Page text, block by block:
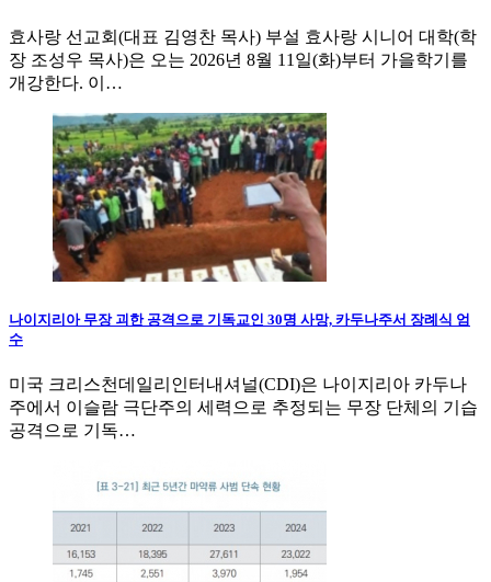
효사랑 선교회(대표 김영찬 목사) 부설 효사랑 시니어 대학(학
장 조성우 목사)은 오는 2026년 8월 11일(화)부터 가을학기를
개강한다. 이…
나이지리아 무장 괴한 공격으로 기독교인 30명 사망, 카두나주서 장례식 엄
수
미국 크리스천데일리인터내셔널(CDI)은 나이지리아 카두나
주에서 이슬람 극단주의 세력으로 추정되는 무장 단체의 기습
공격으로 기독…